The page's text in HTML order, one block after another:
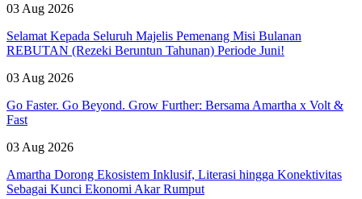
03 Aug 2026
Selamat Kepada Seluruh Majelis Pemenang Misi Bulanan
REBUTAN (Rezeki Beruntun Tahunan) Periode Juni!
03 Aug 2026
Go Faster. Go Beyond. Grow Further: Bersama Amartha x Volt &
Fast
03 Aug 2026
Amartha Dorong Ekosistem Inklusif, Literasi hingga Konektivitas
Sebagai Kunci Ekonomi Akar Rumput